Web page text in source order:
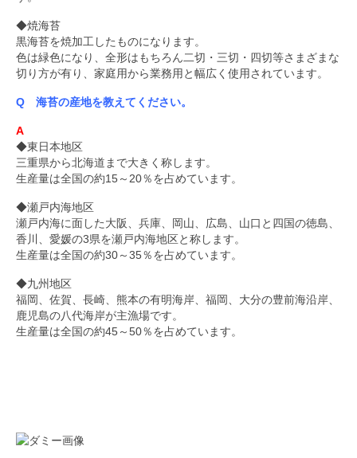
◆焼海苔
黒海苔を焼加工したものになります。
色は緑色になり、全形はもちろん二切・三切・四切等さまざまな
切り方が有り、家庭用から業務用と幅広く使用されています。
Q 海苔の産地を教えてください。
A
◆東日本地区
三重県から北海道まで大きく称します。
生産量は全国の約15～20％を占めています。
◆瀬戸内海地区
瀬戸内海に面した大阪、兵庫、岡山、広島、山口と四国の徳島、
香川、愛媛の3県を瀬戸内海地区と称します。
生産量は全国の約30～35％を占めています。
◆九州地区
福岡、佐賀、長崎、熊本の有明海岸、福岡、大分の豊前海沿岸、
鹿児島の八代海岸が主漁場です。
生産量は全国の約45～50％を占めています。